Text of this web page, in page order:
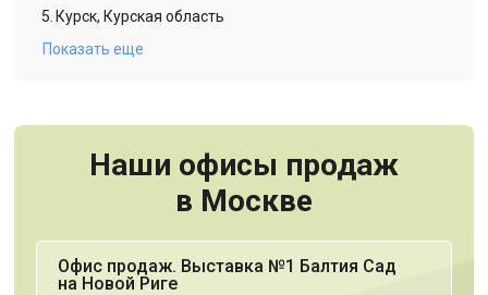
5. Курск, Курская область
Показать еще
Наши офисы продаж
в Москве
Офис продаж. Выставка №1 Балтия Сад
на Новой Риге